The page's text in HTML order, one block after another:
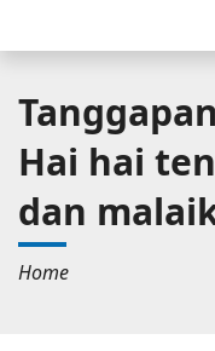
Hai hai
dan
Home